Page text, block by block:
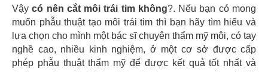
Vậycó nên cắt môi trái tim không?. Nếu bạn có mong
muốn phẫu thuật tạo môi trái tim thì bạn hãy tìm hiểu và
lựa chọn cho mình một bác sĩ chuyên thẩm mỹ môi, có tay
nghề cao, nhiều kinh nghiệm, ở một cơ sở được cấp
phép phẫu thuật thẩm mỹ để được kết quả tốt nhất và